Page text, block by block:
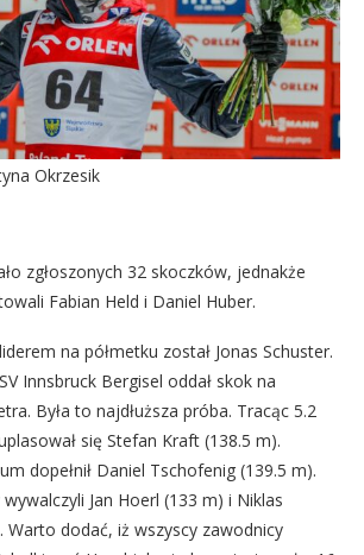
Okrzesik
zgłoszonych 32 skoczków, jednakże
Fabian Held i Daniel Huber.
na półmetku został Jonas Schuster.
Innsbruck Bergisel oddał skok na
Była to najdłuższa próba. Tracąc 5.2
się Stefan Kraft (138.5 m).
dopełnił Daniel Tschofenig (139.5 m).
Jan Hoerl (133 m) i Niklas
Warto dodać, iż wszyscy zawodnicy